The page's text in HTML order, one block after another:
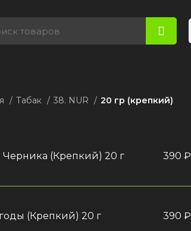
Табак 38. NUR 20 гр (крепкий)
Черника (Крепкий) 20 г 390 ₽
(Крепкий) 20 г 390 ₽